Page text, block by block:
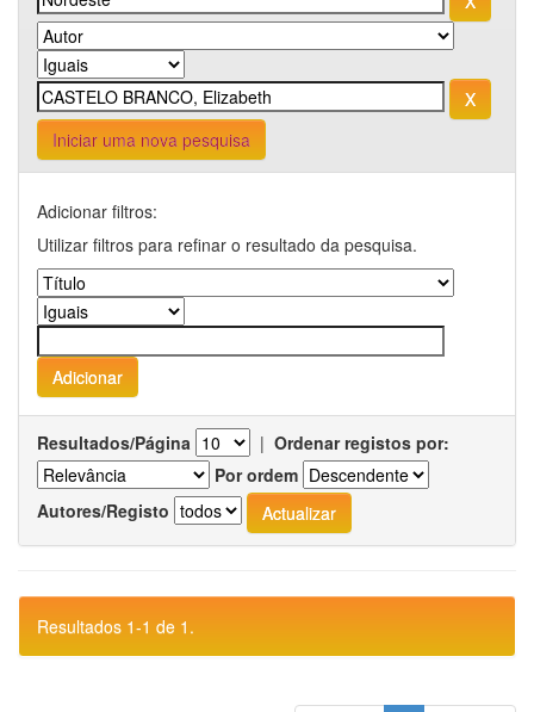
Iniciar uma nova pesquisa
Adicionar filtros:
Utilizar filtros para refinar o resultado da pesquisa.
Resultados/Página | Ordenar registos por:
Por ordem
Autores/Registo
Resultados 1-1 de 1.